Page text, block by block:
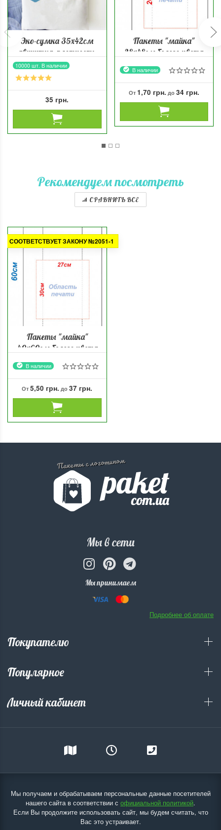
Эко-сумка 35х42см
двунитка, плотность
150г/м²
10000 шт. В наличии
35 грн.
Пакеты "майка"
28х48см белого цвета
В наличии
От 1,70 грн. до 34 грн.
Рекомендуем посмотреть
СРАВНИТЬ ВСЕ
СООТВЕТСТВУЕТ ЗАКОНУ №2051-1
Пакеты "майка"
40х60см белого цвета
В наличии
От5,50 грн. до37 грн.
Пакеты с логотипом
Мы в сети
Мы принимаем
Подробнее об оплате
Покупателю
Популярное
Личный кабинет
Мы получаем и обрабатываем персональные данные посетителей
нашего сайта в соответствии с официальной политикой.
Если Вы продолжите использовать сайт, мы будем считать, что
Вас это устраивает.